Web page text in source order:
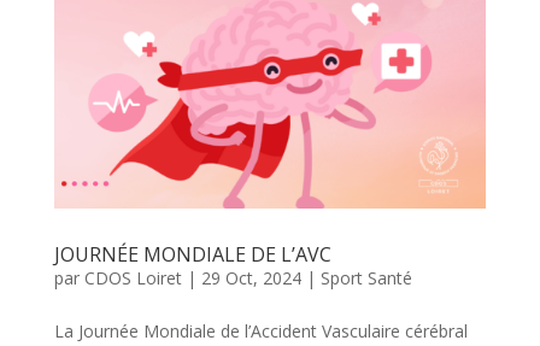
JOURNÉE MONDIALE DE L’AVC
par CDOS Loiret| 29 Oct, 2024| Sport Santé
La Journée Mondiale de l’Accident Vasculaire cérébral